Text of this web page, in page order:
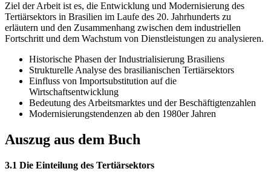
Ziel der Arbeit ist es, die Entwicklung und Modernisierung des
Tertiärsektors in Brasilien im Laufe des 20. Jahrhunderts zu
erläutern und den Zusammenhang zwischen dem industriellen
Fortschritt und dem Wachstum von Dienstleistungen zu analysieren.
Historische Phasen der Industrialisierung Brasiliens
Strukturelle Analyse des brasilianischen Tertiärsektors
Einfluss von Importsubstitution auf die
Wirtschaftsentwicklung
Bedeutung des Arbeitsmarktes und der Beschäftigtenzahlen
Modernisierungstendenzen ab den 1980er Jahren
Auszug aus dem Buch
3.1 Die Einteilung des Tertiärsektors